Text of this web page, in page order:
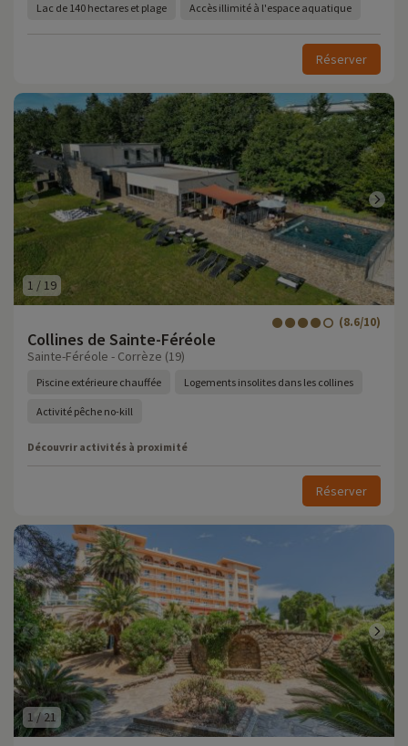
Lac de 140 hectares et plage Accès illimité à l'espace aquatique
Réserver
1 / 19
Collines de Sainte-Féréole
(8.6/10)
Sainte-Féréole - Corrèze (19)
Piscine extérieure chauffée Logements insolites dans les collines
Activité pêche no-kill
Découvrir activités à proximité
Réserver
1 /21